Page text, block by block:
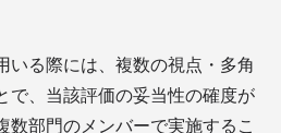
いる際には、複数の視点・多角
で、当該評価の妥当性の確度が
数部門のメンバーで実施するこ